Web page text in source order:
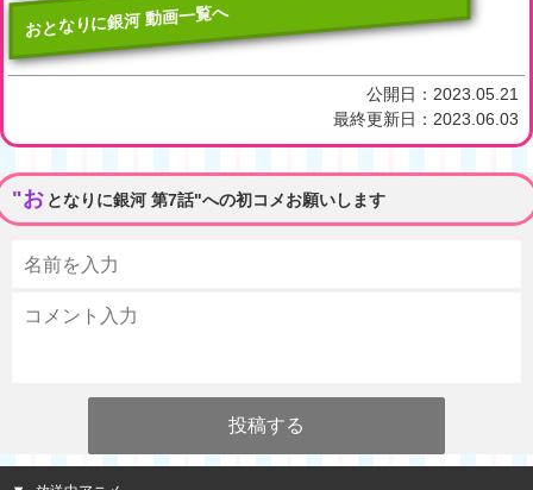
おとなりに銀河 動画一覧へ
公開日： 2023.05.21
最終更新日： 2023.06.03
"お となりに銀河 第7話"への初コメお願いします